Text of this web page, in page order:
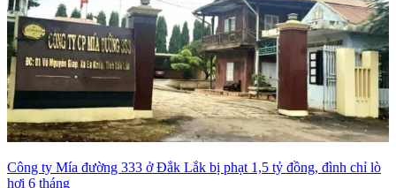
Công ty Mía đường 333 ở Đắk Lắk bị phạt 1,5 tỷ đồng, đình chỉ lò
hơi 6 tháng